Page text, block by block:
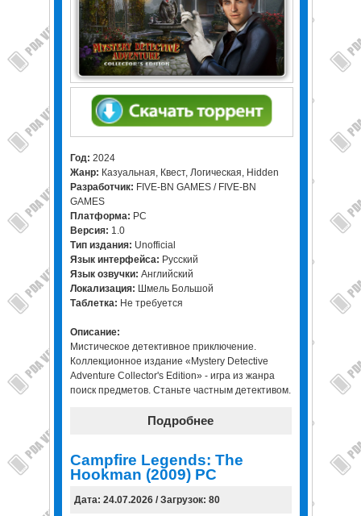
Год: 2024
Жанр: Казуальная, Квест, Логическая, Hidden
Разработчик: FIVE-BN GAMES / FIVE-BN
GAMES
Платформа: PC
Версия: 1.0
Тип издания: Unofficial
Язык интерфейса: Русский
Язык озвучки: Английский
Локализация: Шмель Большой
Таблетка: Не требуется
Описание:
Мистическое детективное приключение.
Коллекционное издание «Mystery Detective
Adventure Collector's Edition» - игра из жанра
поиск предметов. Станьте частным детективом.
Подробнее
Campfire Legends: The
Hookman (2009) PC
Дата: 24.07.2026 / Загрузок: 80